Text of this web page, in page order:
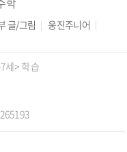
글/그림
웅진주니어
세> 학습